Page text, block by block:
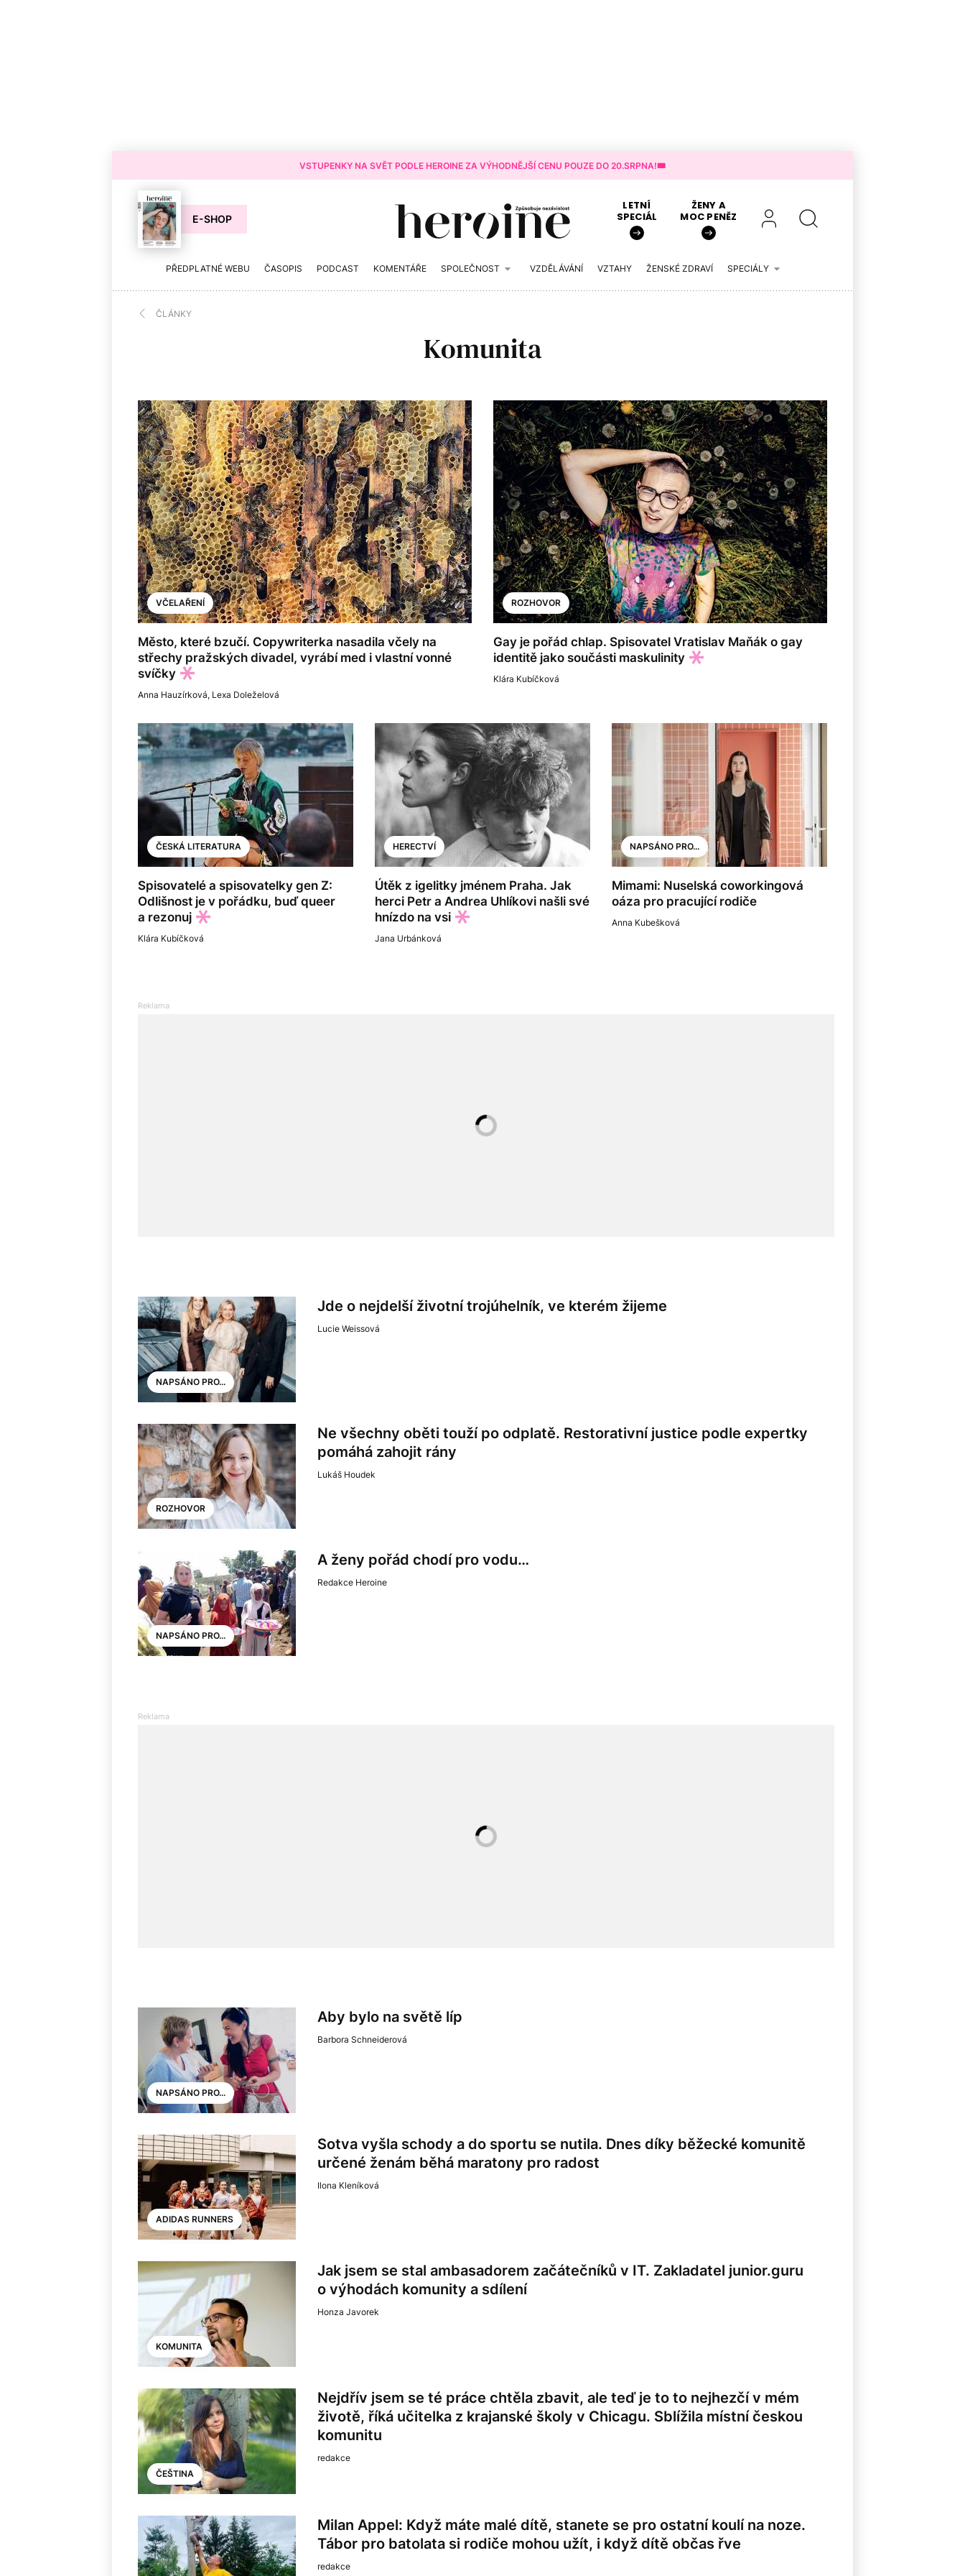
VSTUPENKY NA SVĚT PODLE HEROINE ZA VÝHODNĚJŠÍ CENU POUZE DO 20.SRPNA!🎟️
E-SHOP
LETNÍ
SPECIÁL
ŽENY A
MOC PENĚZ
PŘEDPLATNÉ WEBU ČASOPIS PODCAST KOMENTÁŘE SPOLEČNOST VZDĚLÁVÁNÍ VZTAHY ŽENSKÉ ZDRAVÍ SPECIÁLY
ČLÁNKY
Komunita
VČELAŘENÍ
Město, které bzučí. Copywriterka nasadila včely na
střechy pražských divadel, vyrábí med i vlastní vonné
svíčky
Anna Hauzírková, Lexa Doleželová
ROZHOVOR
Gay je pořád chlap. Spisovatel Vratislav Maňák o gay
identitě jako součásti maskulinity
Klára Kubíčková
ČESKÁ LITERATURA
Spisovatelé a spisovatelky gen Z:
Odlišnost je v pořádku, buď queer
a rezonuj
Klára Kubíčková
HERECTVÍ
Útěk z igelitky jménem Praha. Jak
herci Petr a Andrea Uhlíkovi našli své
hnízdo na vsi
Jana Urbánková
NAPSÁNO PRO...
Mimami: Nuselská coworkingová
oáza pro pracující rodiče
Anna Kubešková
NAPSÁNO PRO...
Jde o nejdelší životní trojúhelník, ve kterém žijeme
Lucie Weissová
ROZHOVOR
Ne všechny oběti touží po odplatě. Restorativní justice podle expertky
pomáhá zahojit rány
Lukáš Houdek
NAPSÁNO PRO...
A ženy pořád chodí pro vodu…
Redakce Heroine
NAPSÁNO PRO...
Aby bylo na světě líp
Barbora Schneiderová
ADIDAS RUNNERS
Sotva vyšla schody a do sportu se nutila. Dnes díky běžecké komunitě
určené ženám běhá maratony pro radost
Ilona Kleníková
KOMUNITA
Jak jsem se stal ambasadorem začátečníků v IT. Zakladatel junior.guru
o výhodách komunity a sdílení
Honza Javorek
ČEŠTINA
Nejdřív jsem se té práce chtěla zbavit, ale teď je to to nejhezčí v mém
životě, říká učitelka z krajanské školy v Chicagu. Sblížila místní českou
komunitu
redakce
Milan Appel: Když máte malé dítě, stanete se pro ostatní koulí na noze.
Tábor pro batolata si rodiče mohou užít, i když dítě občas řve
redakce